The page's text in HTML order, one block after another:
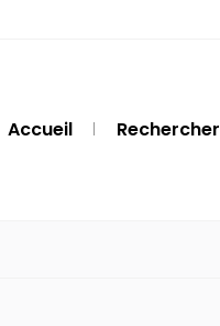
Accueil Rechercher